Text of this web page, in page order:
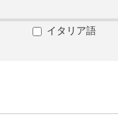
イタリア語